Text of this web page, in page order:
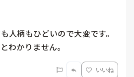
人柄もひどいので大変です。
いいね